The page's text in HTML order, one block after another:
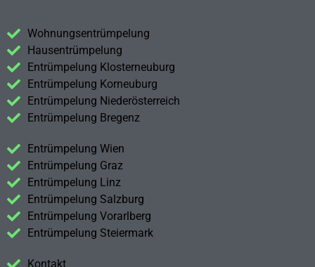
Wohnungsentrümpelung
Hausentrümpelung
Entrümpelung Klosterneuburg
Entrümpelung Korneuburg
Entrümpelung Niederösterreich
Entrümpelung Bregenz
Entrümpelung Wien
Entrümpelung Graz
Entrümpelung Linz
Entrümpelung Salzburg
Entrümpelung Vorarlberg
Entrümpelung Steiermark
Kontakt